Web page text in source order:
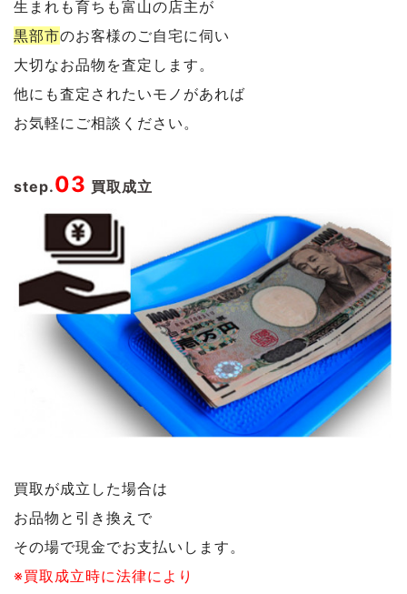
生まれも育ちも富山の店主が
黒部市のお客様のご自宅に伺い
大切なお品物を査定します。
他にも査定されたいモノがあれば
お気軽にご相談ください。
step.03 買取成立
買取が成立した場合は
お品物と引き換えで
その場で現金でお支払いします。
※買取成立時に法律により